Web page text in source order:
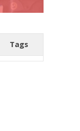
Tags